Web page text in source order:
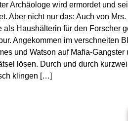
Archäologe wird ermordet und
Aber nicht nur das: Auch von
als Haushälterin für den Forscher
Angekommen im verschneiten
und Watson auf Mafia-Gangster
lösen. Durch und durch
klingen […]